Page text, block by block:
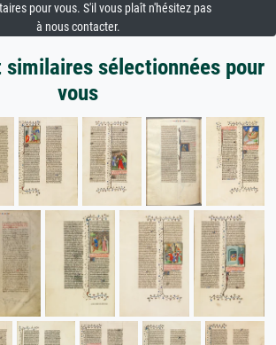
pour vous. S'il vous plaît n'hésitez pas
à nous contacter.
sélectionnées pour
vous